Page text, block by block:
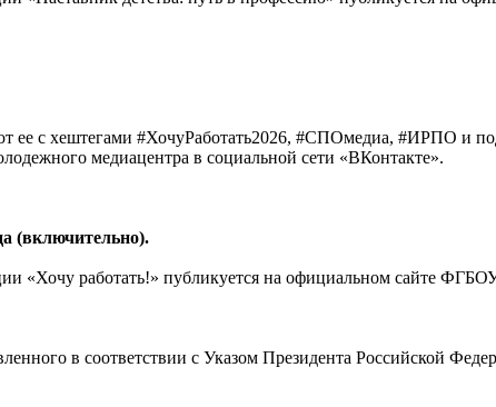
ее с хештегами #ХочуРаботать2026, #СПОмедиа, #ИРПО и
медиацентра в социальной сети «ВКонтакте».
(включительно).
«Хочу работать!» публикуется на официальном сайте
в соответствии с Указом Президента Российской